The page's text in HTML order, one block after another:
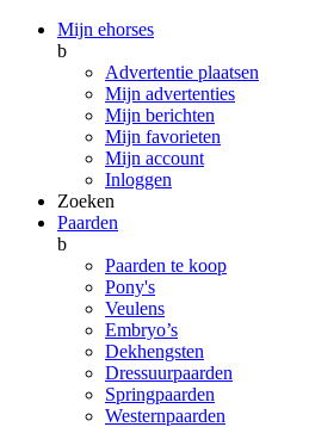
Mijn ehorses
b
Advertentie plaatsen
Mijn advertenties
Mijn berichten
Mijn favorieten
Mijn account
Inloggen
Zoeken
Paarden
b
Paarden te koop
Pony's
Veulens
Embryo’s
Dekhengsten
Dressuurpaarden
Springpaarden
Westernpaarden